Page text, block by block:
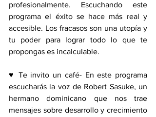
profesionalmente. Escuchando este
programa el éxito se hace más real y
accesible. Los fracasos son una utopía y
tu poder para lograr todo lo que te
propongas es incalculable.
♥ Te invito un café- En este programa
escucharás la voz de Robert Sasuke, un
hermano dominicano que nos trae
mensajes sobre desarrollo y crecimiento